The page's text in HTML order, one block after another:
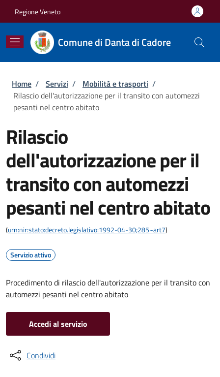
Regione Veneto
Comune di Danta di Cadore
Briciole di pane
Home / Servizi / Mobilità e trasporti /
Rilascio dell'autorizzazione per il transito con automezzi
pesanti nel centro abitato
Rilascio
dell'autorizzazione per il
transito con automezzi
pesanti nel centro abitato
(urn:nir:stato:decreto.legislativo:1992-04-30;285~art7)
Servizio attivo
Procedimento di rilascio dell'autorizzazione per il transito con
automezzi pesanti nel centro abitato
Accedi al servizio
Condividi